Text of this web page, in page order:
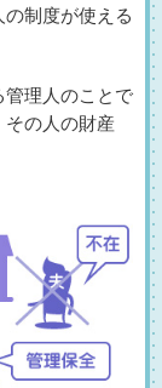
制度が使える
管理人のことで
の人の財産